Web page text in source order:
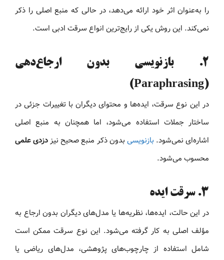
را به‌عنوان اثر خود ارائه می‌دهد، در حالی که منبع اصلی را ذکر
نمی‌کند. این روش یکی از رایج‌ترین انواع سرقت ادبی است.
۲. بازنویسی بدون ارجاع‌دهی
(Paraphrasing)
در این نوع سرقت، ایده‌ها و محتوای دیگران با تغییرات جزئی در
ساختار جملات استفاده می‌شود، اما همچنان به منبع اصلی
اشاره‌ای نمی‌شود. بازنویسی بدون ذکر منبع صحیح نیز دزدی علمی
محسوب می‌شود.
۳. سرقت ایده
در این حالت، ایده‌ها، نظریه‌ها یا مدل‌های دیگران بدون ارجاع به
مؤلف اصلی به کار گرفته می‌شود. این نوع سرقت ممکن است
شامل استفاده از چارچوب‌های پژوهشی، مدل‌های ریاضی یا